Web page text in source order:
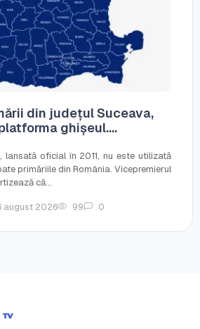
din județul Suceava,
ghișeul....
lansată oficial în 2011, nu este utilizată
primăriile din România. Vicepremierul
că...
august 2026 99 0